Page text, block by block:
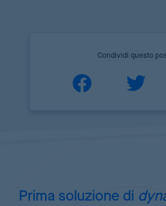
Condividi questo
Prima soluzione di